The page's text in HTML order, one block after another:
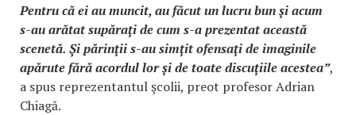
Pentru că ei au muncit, au făcut un lucru bun şi acum
s-au arătat supăraţi de cum s-a prezentat această
scenetă. Şi părinţii s-au simţit ofensaţi de imaginile
apărute fără acordul lor şi de toate discuţiile acestea”,
a spus reprezentantul şcolii, preot profesor Adrian
Chiagă.